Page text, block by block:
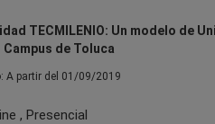
TECMILENIO: Un modelo de
de Toluca
A partir del 01/09/2019
, Presencial